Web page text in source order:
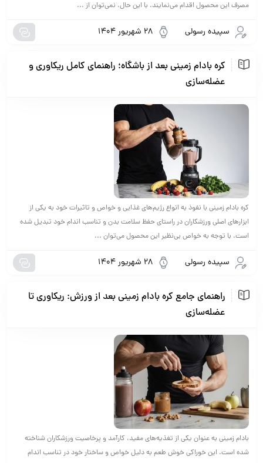
مصرف این محصول اقدام می‌نمایند. با این حال، نمی‌توان از ...
سپیده رسولی 28 شهریور 1404
کره بادام زمینی بعد از باشگاه؛ راهنمای کامل ریکاوری و
عضله‌سازی
کره بادام زمینی با نفوذ به انواع رژیم‌های غذایی و خواص و تاثیرات خود به یکی از
ابزارهای اصلی ورزشکاران در راستای حفظ سلامت بدن و تناسب اندام خود تبدیل شده
است. با توجه به خواص بی‌نظیر این محصول می‌توان ...
سپیده رسولی 28 شهریور 1404
راهنمای جامع کره بادام زمینی بعد از ورزش: ریکاوری تا
عضله‌سازی
بادام زمینی به عنوان یکی از تغذیه‌های مفید، کارآمد و پرخاصیت ورزشکاران شناخته
شده است. این خوراکی خوش طعم به دلیل خواص و ساختار خود در تناسب اندام